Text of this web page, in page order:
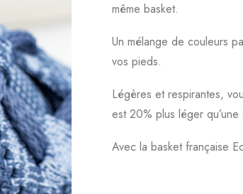
même basket.
Un mélange de couleurs
vos pieds.
Légères et respirantes,
est 20% plus léger
Avec la basket française